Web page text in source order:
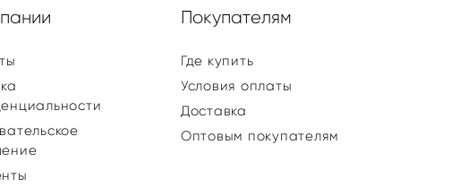
Покупателям
Где купить
Условия оплаты
Доставка
Оптовым покупателям